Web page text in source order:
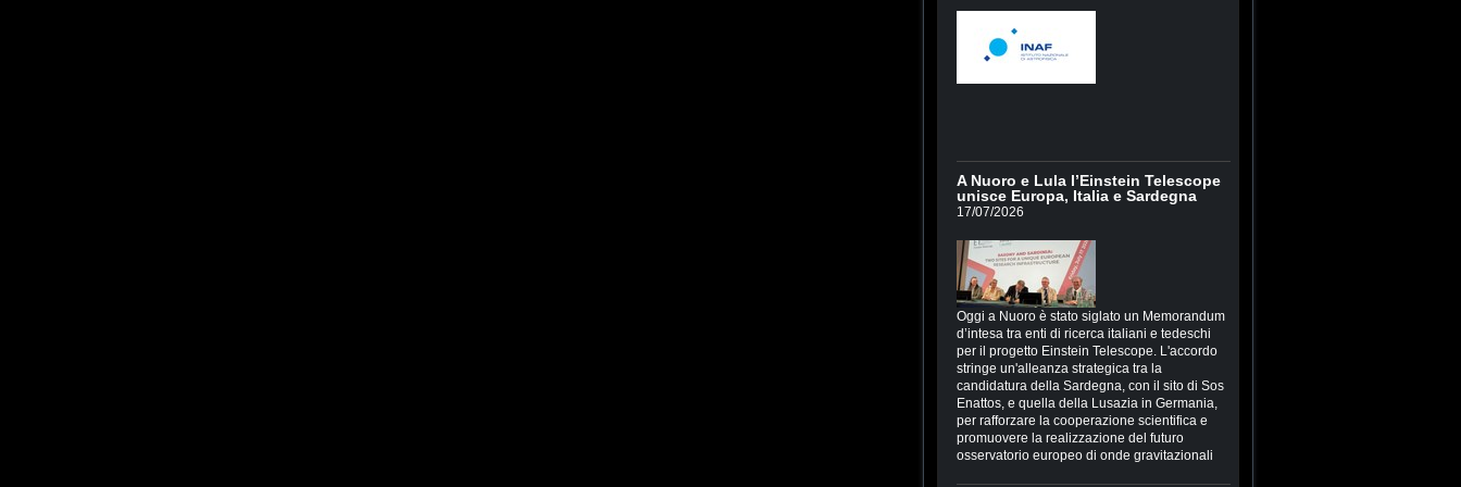
A Nuoro e Lula l’Einstein Telescope
unisce Europa, Italia e Sardegna
17/07/2026
Oggi a Nuoro è stato siglato un Memorandum
d’intesa tra enti di ricerca italiani e tedeschi
per il progetto Einstein Telescope. L'accordo
stringe un'alleanza strategica tra la
candidatura della Sardegna, con il sito di Sos
Enattos, e quella della Lusazia in Germania,
per rafforzare la cooperazione scientifica e
promuovere la realizzazione del futuro
osservatorio europeo di onde gravitazionali